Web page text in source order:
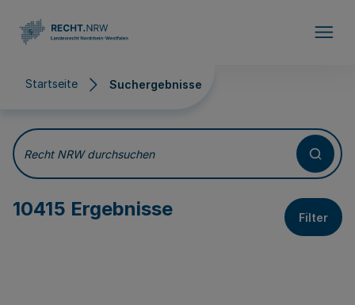
Startseite Suchergebnisse
Suchergebnisse
Recht NRW durchsuchen
10415 Ergebnisse Filter